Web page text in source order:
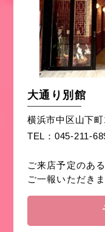
大通り別館
横浜市中区山下町
TEL：045-211-
ご来店予定のあ
ご一報いただき